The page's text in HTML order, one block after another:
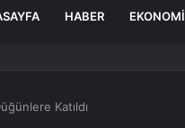
HABER EKONOMI
Katıldı